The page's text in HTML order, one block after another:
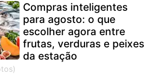
Compras inteligentes
para agosto: o que
escolher agora entre
frutas, verduras e peixes
da estação